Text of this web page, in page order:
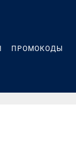
ПРОМОКОДЫ